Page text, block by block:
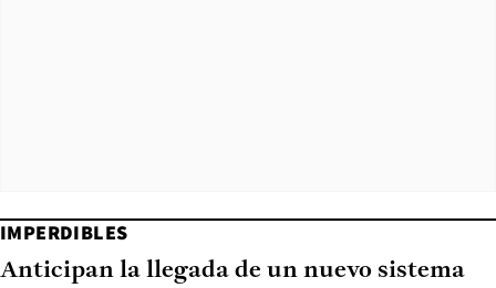
IMPERDIBLES
Anticipan la llegada de un nuevo sistema